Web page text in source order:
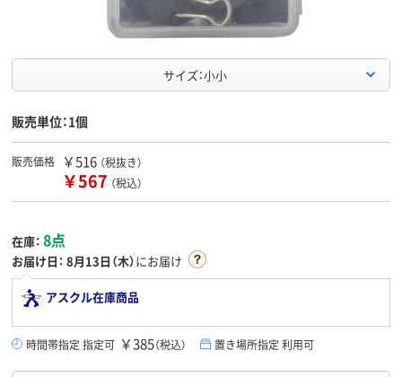
サイズ：小小
販売単位：1個
販売価格 ￥516 （税抜き）
￥567 （税込）
在庫： 8点
お届け日： 8月13日（木）にお届け
アスクル在庫商品
時間帯指定 指定可 ￥385（税込） 置き場所指定 利用可